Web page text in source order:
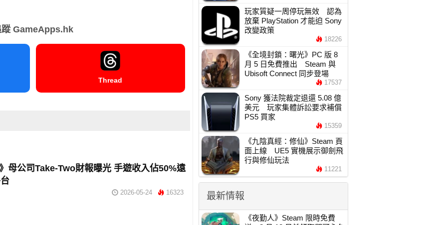
蹤 GameApps.hk
Thread
母公司Take-Two財報曝光 手遊收入佔50%遠
2026-05-24 16323
玩家質疑一周停玩無效 認為
放棄 PlayStation 才能迫 Sony
改變政策
18226
《全境封鎖：曙光》PC 版 8
月 5 日免費推出 Steam 與
Ubisoft Connect 同步登場
17537
Sony 獲法院裁定退還 5.08 億
美元 玩家集體訴訟要求補償
PS5 買家
15359
《九陰真經：修仙》Steam 頁
面上線 UE5 實機展示御劍飛
行與修仙玩法
11221
最新情報
《夜勤人》Steam 限時免費